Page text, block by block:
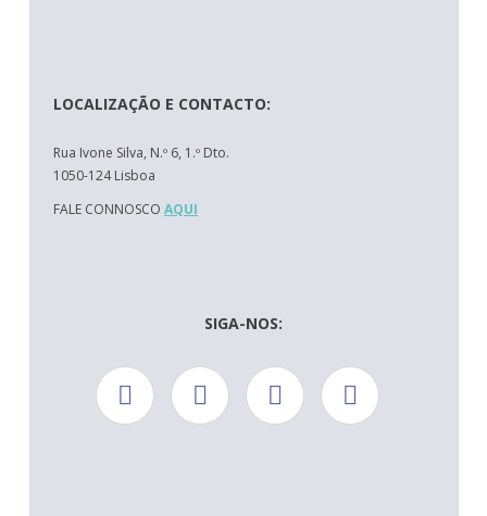
LOCALIZAÇÃO E CONTACTO:
Rua Ivone Silva, N.º 6, 1.º Dto.
1050-124 Lisboa
FALE CONNOSCO AQUI
SIGA-NOS: